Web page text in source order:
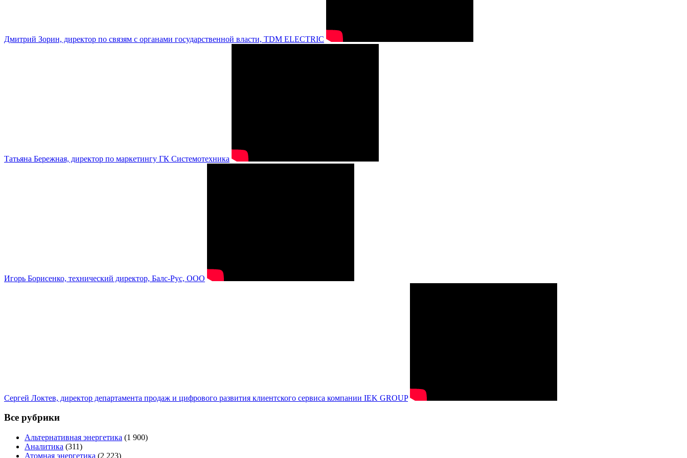
Дмитрий Зорин, директор по связям с органами государственной власти, TDM ELECTRIC
Татьяна Бережная, директор по маркетингу ГК Системотехника
Игорь Борисенко, технический директор, Балс-Рус, ООО
Сергей Локтев, директор департамента продаж и цифрового развития клиентского сервиса компании IEK GROUP
Все рубрики
Альтернативная энергетика (1 900)
Аналитика (311)
Атомная энергетика (2 223)